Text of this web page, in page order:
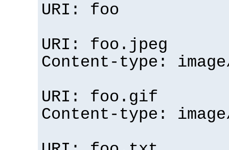
URI: foo
URI: foo.jpeg
Content-type:
URI: foo.gif
Content-type: